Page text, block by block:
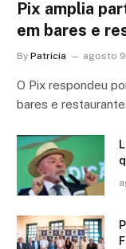
Pix amplia
em bares e
By Patricia agosto
O Pix respondeu
bares e